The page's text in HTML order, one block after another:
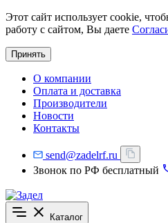
Этот сайт использует cookie,
работу с сайтом, Вы даете
Принять
О компании
Оплата и доставка
Производители
Новости
Контакты
send@zadelrf.ru
Звонок по РФ бесплатный
Каталог